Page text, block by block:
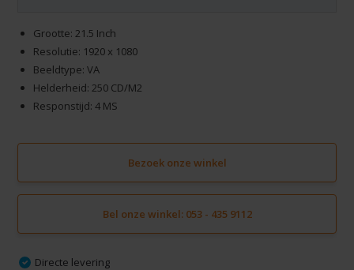
Grootte: 21.5 Inch
Resolutie: 1920 x 1080
Beeldtype: VA
Helderheid: 250 CD/M2
Responstijd: 4 MS
Bezoek onze winkel
Bel onze winkel: 053 - 435 9112
Directe levering